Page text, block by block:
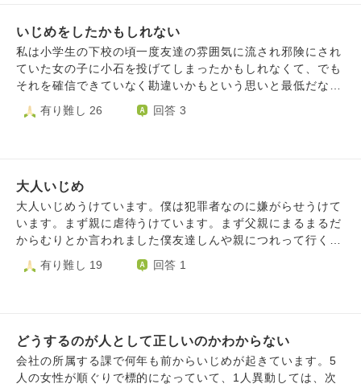
いじめをしたかもしれない
私は小学生の下校の頃一度友達の雰囲気に流され邪険にされ
ていた女の子に小石を投げてしまったかもしれなくて、でも
それを確信できていなく勘違いかもという思いと最低だな俺
っていう思いがまじり加害者かもしれないのに勝手ながら辛
いです。記憶が曖昧なのとくっつき虫を友達によく投げて遊
れたこともあるので僕がほんとにしたのかわかりません。で
も少しでもしたかもという記憶があるのでモヤモヤして辛い
ですどうしたらいいですか？
有り難し 26 回答 3
大人いじめ
大人いじめうけています。僕は犯罪者なのに嫌がらせうけて
います。まず親に虐待うけています。まず父親にまるまるだ
からむりとか言われました僕友達しんや親につれって行くれ
ましたあきかに虐待デス。親に学生時代にしんや言えなかっ
た拒否される可能性ありますx見えれば普通に撮り鉄キッズ
る虐待うけています母親には配置かえるやトイレ頻繁など嫌
がらせしてきます。ストーカーいじめ加害者防犯悪用未成年
つきまというらでつながっていました。先生ストーカーや八
有り難し 19 回答 1
どうするのが人として正しいのかわからない
会社の所属する課で何年も前からいじめが起きています。5
人の女性が順ぐりで標的になっていて、1人異動しては、次